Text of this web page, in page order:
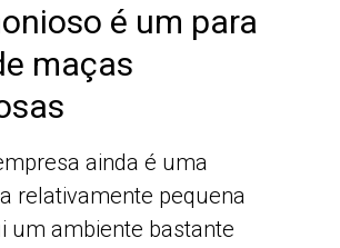
é um para
maças
ainda é uma
relativamente pequena
um ambiente bastante